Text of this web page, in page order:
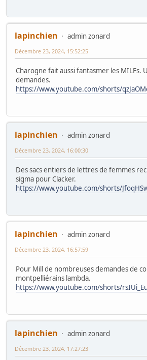
lapinchien
admin zonard
Décembre 23, 2024, 15:52:25
Charogne fait aussi fantasmer les MILFs.
demandes.
https://www.youtube.com/shorts/
lapinchien
admin zonard
Décembre 23, 2024, 16:00:30
Des sacs entiers de lettres de femmes
sigma pour Clacker.
https://www.youtube.com/shorts/
lapinchien
admin zonard
Décembre 23, 2024, 16:57:59
Pour Mill de nombreuses demandes de
montpelliérains lambda.
https://www.youtube.com/shorts/
lapinchien
admin zonard
Décembre 23, 2024, 17:27:23